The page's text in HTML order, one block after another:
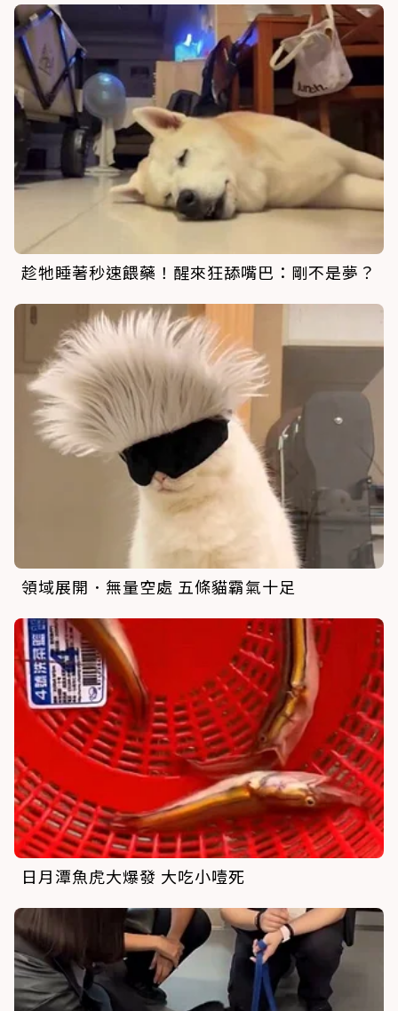
趁牠睡著秒速餵藥！醒來狂舔嘴巴：剛不是夢？
領域展開．無量空處 五條貓霸氣十足
日月潭魚虎大爆發 大吃小噎死